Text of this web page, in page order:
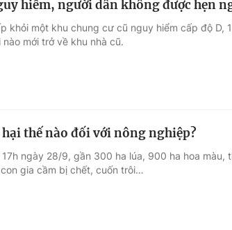
hiểm, người dân không được hẹn
khỏi một khu chung cư cũ nguy hiểm cấp độ D,
mới trở về khu nhà cũ.
thế nào đối với nông nghiệp?
ngày 28/9, gần 300 ha lúa, 900 ha hoa màu,
gia cầm bị chết, cuốn trôi…